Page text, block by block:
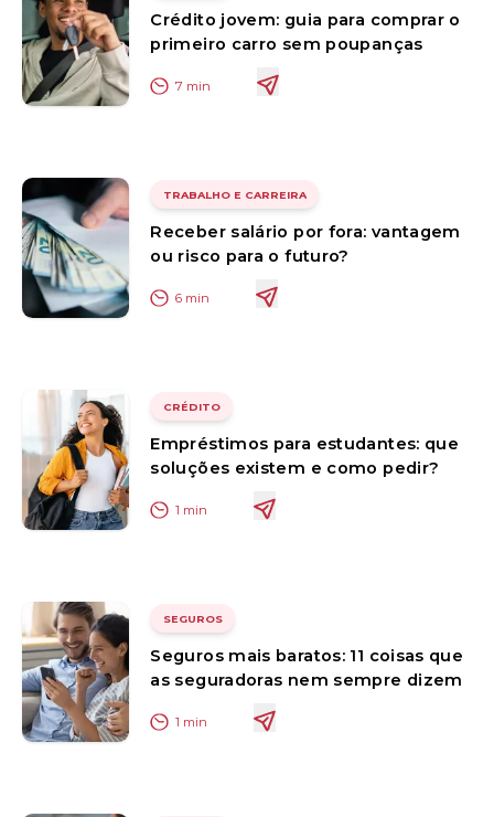
Crédito jovem: guia para comprar o
primeiro carro sem poupanças
7 min
TRABALHO E CARREIRA
Receber salário por fora: vantagem
ou risco para o futuro?
6 min
CRÉDITO
Empréstimos para estudantes: que
soluções existem e como pedir?
1 min
SEGUROS
Seguros mais baratos: 11 coisas que
as seguradoras nem sempre dizem
1 min